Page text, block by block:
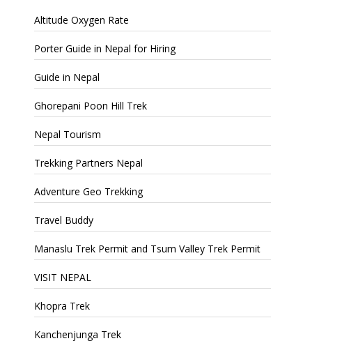
Altitude Oxygen Rate
Porter Guide in Nepal for Hiring
Guide in Nepal
Ghorepani Poon Hill Trek
Nepal Tourism
Trekking Partners Nepal
Adventure Geo Trekking
Travel Buddy
Manaslu Trek Permit and Tsum Valley Trek Permit
VISIT NEPAL
Khopra Trek
Kanchenjunga Trek